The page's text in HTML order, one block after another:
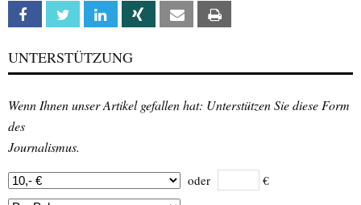
Facebook Twitter Linkedin Xing Email
UNTERSTÜTZUNG
Wenn Ihnen unser Artikel gefallen hat: Unterstützen Sie diese Form
des
Journalismus.
oder €